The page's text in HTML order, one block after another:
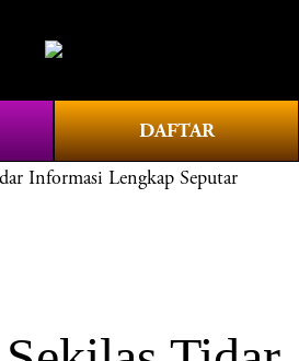
DAFTAR
Informasi Lengkap Seputar